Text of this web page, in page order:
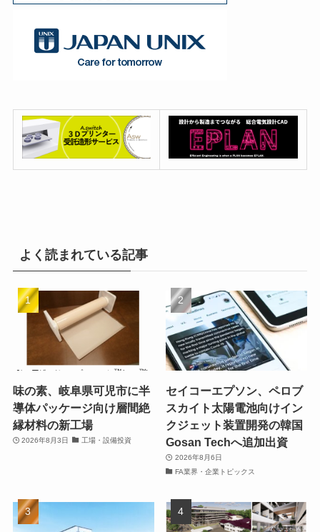
よく読まれている記事
味の素、岐阜県可児市に半
導体パッケージ向け層間絶
縁材料の新工場
2026年8月3日 工場・設備投資
セイコーエプソン、ペロブ
スカイト太陽電池向けイン
クジェット装置開発の韓国
Gosan Techへ追加出資
2026年8月6日
FA業界・企業トピックス